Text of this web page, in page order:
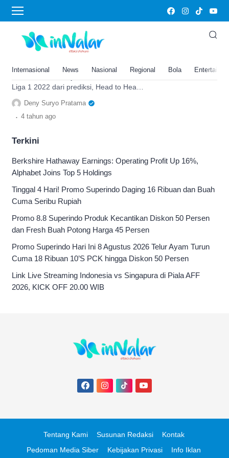
Internasional News Nasional Regional Bola
Head to Head Persija vs Borneo FC
Persija vs Borneo FC di Liga 1
2022: Ini Prediksi, Head to Head,
Liga 1 2022 dari prediksi, Head to Head
hingga link live streaming, buruan cek di
sini.
Deny Suryo Pratama
. 4 tahun ago
Terkini
Berkshire Hathaway Earnings: Operating Profit Up 16%,
Alphabet Joins Top 5 Holdings
Tinggal 4 Hari! Promo Superindo Daging 16 Ribuan dan Buah
Cuma Seribu Rupiah
Promo 8.8 Superindo Produk Kecantikan Diskon 50 Persen
dan Fresh Buah Potong Harga 45 Persen
Promo Superindo Hari Ini 8 Agustus 2026 Telur Ayam Turun
Cuma 18 Ribuan 10’S PCK hingga Diskon 50 Persen
Link Live Streaming Indonesia vs Singapura di Piala AFF
2026, KICK OFF 20.00 WIB
Tentang Kami Susunan Redaksi
Kontak
Pedoman Media Siber
Kebijakan Privasi Info Iklan